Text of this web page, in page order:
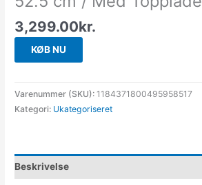
3,299.00kr.
KØB NU
Varenummer (SKU): 1184371800495958517
Kategori: Ukategoriseret
Beskrivelse